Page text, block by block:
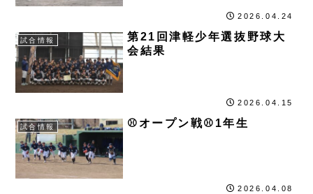
2026.04.24
試合情報
第21回津軽少年選抜野球大
会結果
2026.04.15
試合情報 ⚾オープン戦⚾1年生
2026.04.08